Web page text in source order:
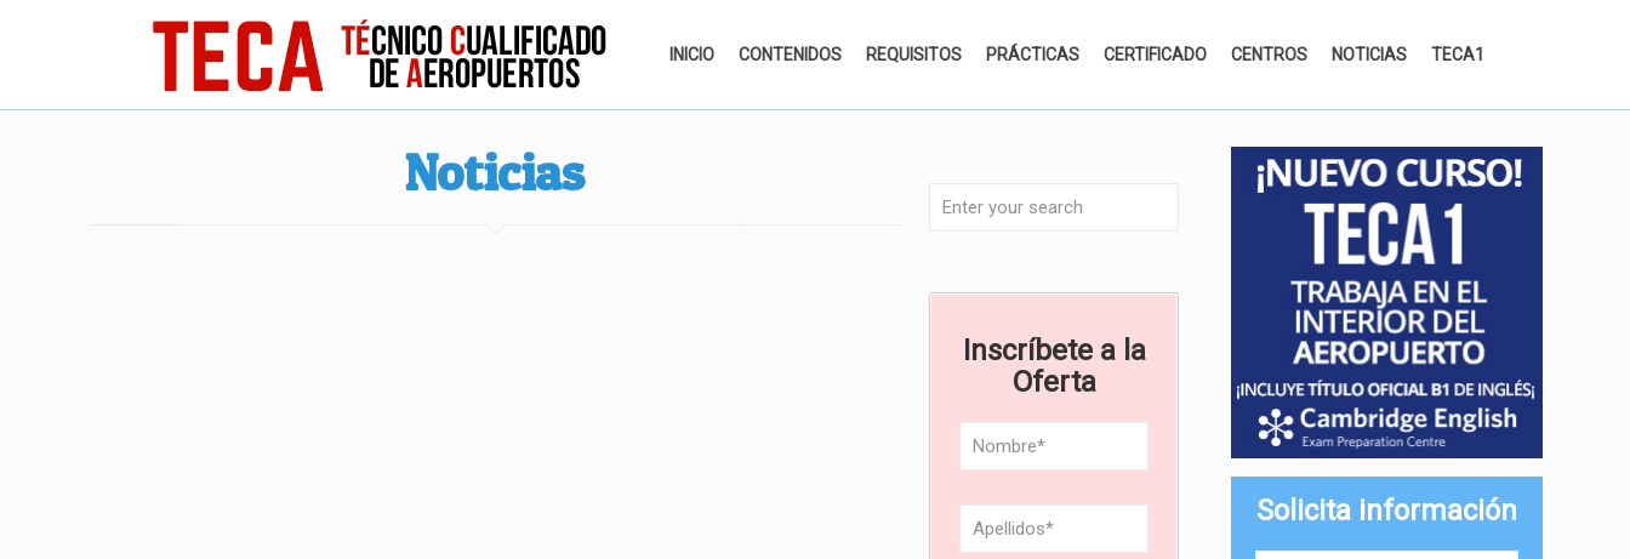
INICIO CONTENIDOS REQUISITOS PRÁCTICAS CERTIFICADO CENTROS NOTICIAS TECA1
Noticias
Inscríbete a la
Oferta
Solicita información